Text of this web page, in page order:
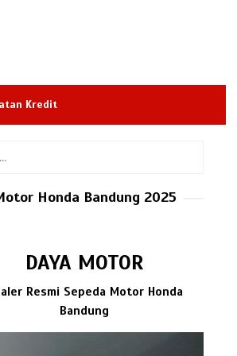
Kredit
Honda Bandung 2025
DAYA MOTOR
Resmi Sepeda Motor Honda
Bandung